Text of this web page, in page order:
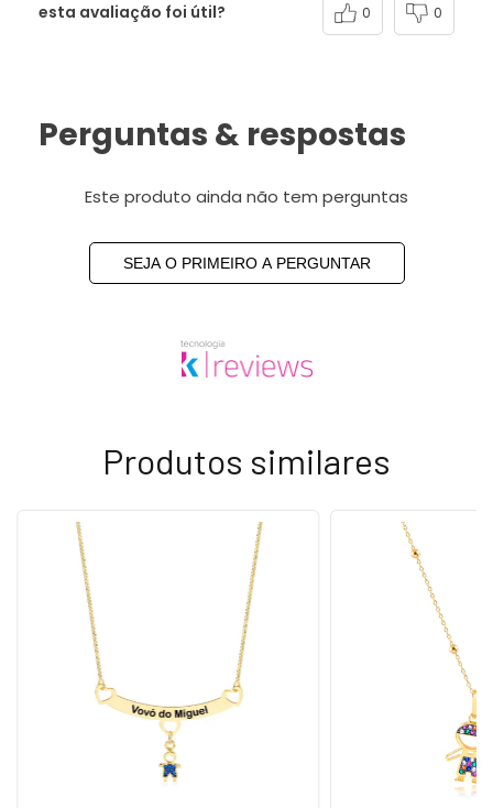
esta avaliação foi útil? 0 0
Perguntas & respostas
Este produto ainda não tem perguntas
SEJA O PRIMEIRO A PERGUNTAR
Produtos similares